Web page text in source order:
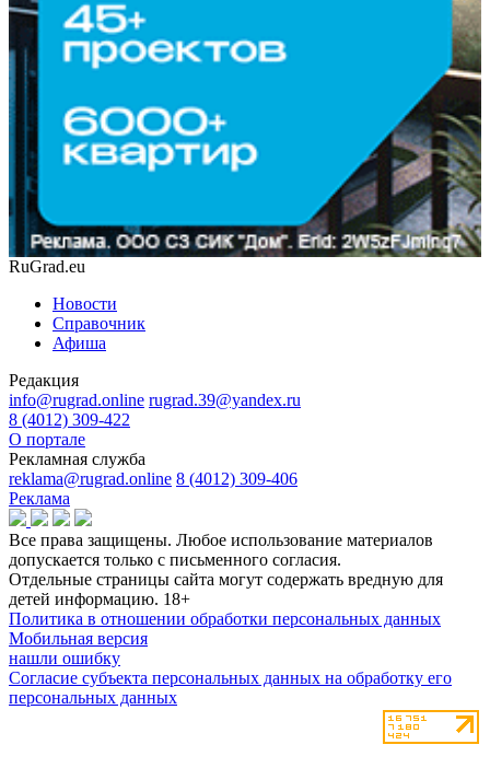
RuGrad.eu
Новости
Справочник
Афиша
Редакция
info@rugrad.online rugrad.39@yandex.ru
8 (4012) 309-422
О портале
Рекламная служба
reklama@rugrad.online 8 (4012) 309-406
Реклама
Все права защищены. Любое использование материалов
допускается только с письменного согласия.
Отдельные страницы сайта могут содержать вредную для
детей информацию. 18+
Политика в отношении обработки персональных данных
Мобильная версия
нашли ошибку
Согласие субъекта персональных данных на обработку его
персональных данных